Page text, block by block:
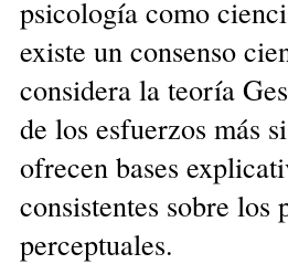
psicología como
existe un consenso
considera la teoría
de los esfuerzos más
ofrecen bases
consistentes sobre los
perceptuales.